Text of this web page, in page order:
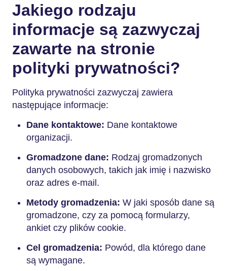
Jakiego rodzaju
informacje są zazwyczaj
zawarte na stronie
polityki prywatności?
Polityka prywatności zazwyczaj zawiera
następujące informacje:
Dane kontaktowe: Dane kontaktowe
organizacji.
Gromadzone dane: Rodzaj gromadzonych
danych osobowych, takich jak imię i nazwisko
oraz adres e-mail.
Metody gromadzenia: W jaki sposób dane są
gromadzone, czy za pomocą formularzy,
ankiet czy plików cookie.
Cel gromadzenia: Powód, dla którego dane
są wymagane.